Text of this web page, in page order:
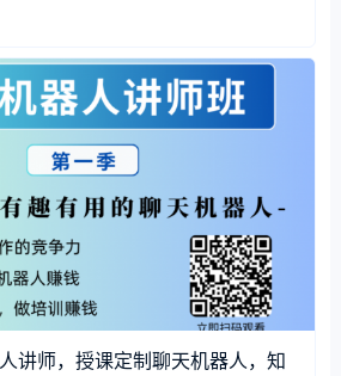
讲师，授课定制聊天机器人，知